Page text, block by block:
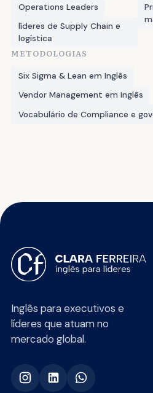
Operations Leaders
líderes de Supply Chain e
logística
METODOLOGIAS
Six Sigma & Lean em Inglês
Vendor Management em Inglês
Vocabulário de Compliance e
Inglês para executivos e
líderes que atuam no
mercado global.